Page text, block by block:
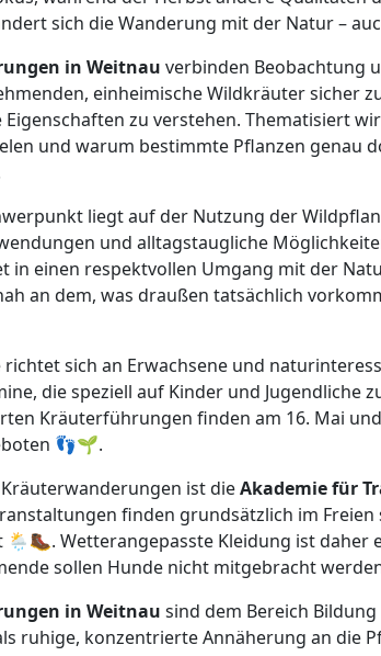
sich die Wanderung mit der Natur –
in Weitnau verbinden Beobachtung
einheimische Wildkräuter sicher
zu verstehen. Thematisiert
und warum bestimmte Pflanzen genau
liegt auf der Nutzung der
und alltagstaugliche
in einen respektvollen Umgang mit der
an dem, was draußen tatsächlich
richtet sich an Erwachsene und
die speziell auf Kinder und Jugendliche
Kräuterführungen finden am 16. Mai
👣🌱.
ist dieAkademie für
finden grundsätzlich im
🌦️🥾. Wetterangepasste Kleidung ist daher
sollen Hunde nicht mitgebracht
in Weitnau sind dem Bereich
ruhige, konzentrierte Annäherung an die